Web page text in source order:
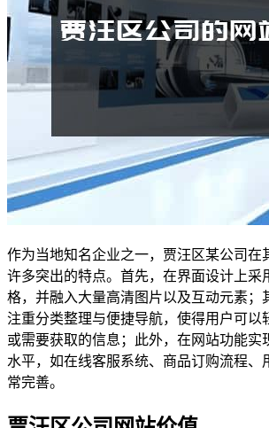
作为当地知名企业之一，贾汪区某公司在
许多突出的特点。首先，在界面设计上采
格，并融入大量高清图片以及互动元素；
注重分类整理与便捷导航，使得用户可以
或需要获取的信息；此外，在网站功能实
水平，如在线客服系统、商品订购流程、
常完善。